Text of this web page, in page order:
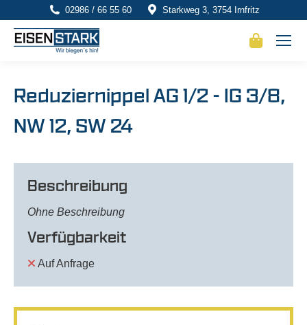
02986 / 66 55 60 Starkweg 3, 3754 Irnfritz
Reduziernippel AG 1/2 - IG 3/8,
NW 12, SW 24
Beschreibung
Ohne Beschreibung
Verfügbarkeit
Auf Anfrage